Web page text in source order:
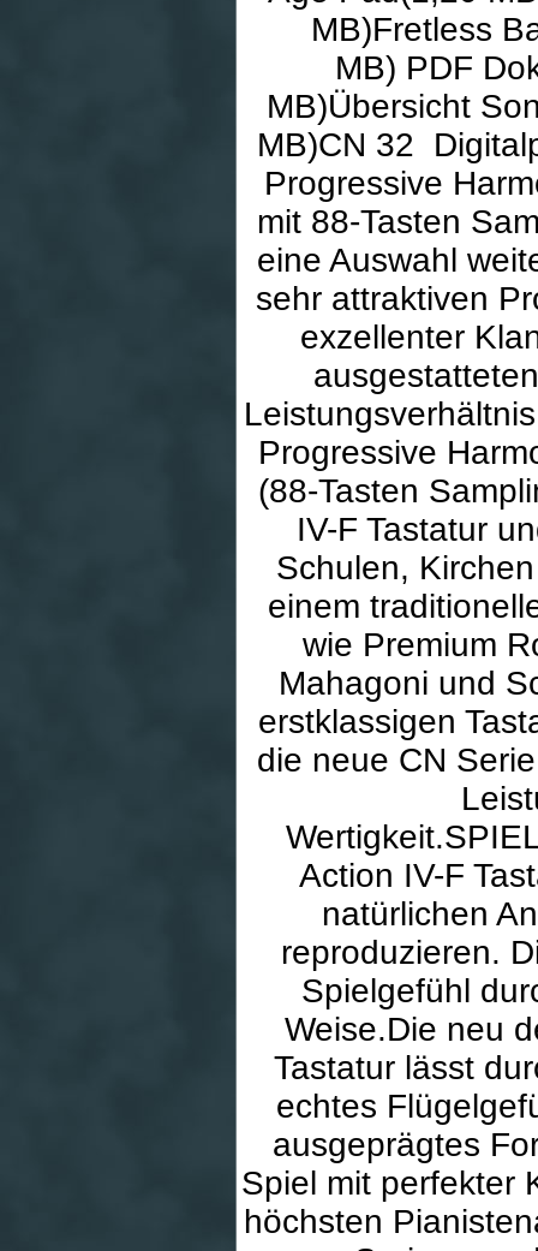
MB)Fretless
MB) PDF
MB)Übersicht
MB)CN 32
Progressive
mit 88-Tasten
eine Auswahl
sehr attraktiven
exzellenter
Progressive
(88-Tasten
IV-F Tastatur
Schulen,
einem
wie Premium
Mahagoni und
erstklassigen
die neue CN
Action IV-F
natürlichen
reproduzieren.
Spielgefühl
Weise.Die neu
Tastatur lässt
echtes
ausgeprägtes
Spiel mit perfekter
höchsten